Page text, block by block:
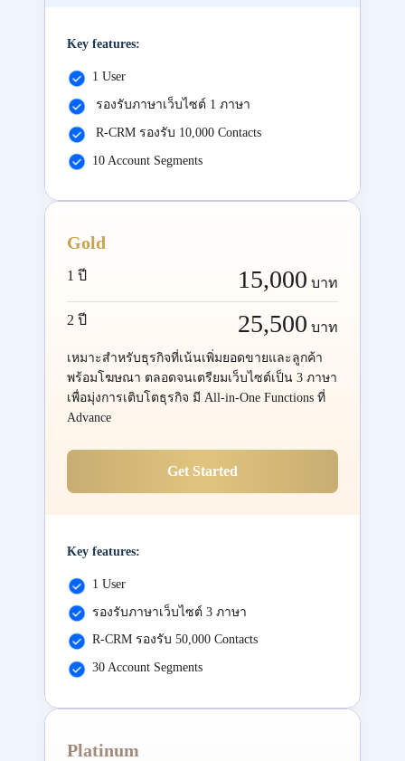
Key features:
1 User
รองรับภาษาเว็บไซต์ 1 ภาษา
R-CRM รองรับ 10,000 Contacts
10 Account Segments
Gold
1 ปี 15,000 บาท
2 ปี 25,500 บาท
เหมาะสำหรับธุรกิจที่เน้นเพิ่มยอดขายและลูกค้า
พร้อมโฆษณา ตลอดจนเตรียมเว็บไซต์เป็น 3 ภาษา
เพื่อมุ่งการเติบโตธุรกิจ มี All-in-One Functions ที่
Advance
Get Started
Key features:
1 User
รองรับภาษาเว็บไซต์ 3 ภาษา
R-CRM รองรับ 50,000 Contacts
30 Account Segments
Platinum